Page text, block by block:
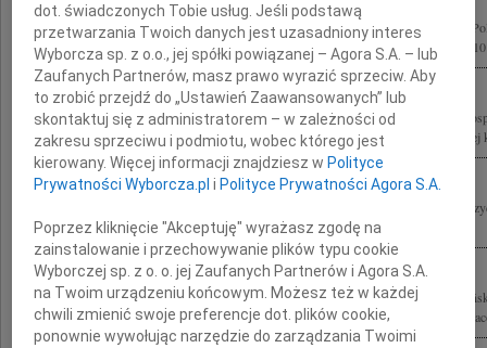
Z głębokim żalem przyjęliśmy wiadomość o śmierci Prezydenta Rzeczypospolitej
wraz z Małżonką oraz pozostałych Ofiar katastrofy lotniczej z dnia 10 kwietnia
Z wielkim żalem przyjęliśmy wiadomość o tragicznej śmierci Prezydenta
Kaczyńskiego i Jego Małżonki Marii Kaczyńskiej oraz pozostałych Ofiar tragicznej
Środowisko lekarskie Warmii i Mazur, wstrząśnięte informacjami o katastrofie
Smoleńskiem, w której śmierć poniosło 96 osób w tym Prezydent RP wraz z...
Z wielkim smutkiem żegnamy Prezydenta Rzeczypospolitej Polskiej Lecha
wszystkie Osoby zmarłe w tragicznym locie 10 kwietnia 2010 roku Zarząd oraz
dot. świadczonych Tobie usług. Jeśli podstawą
przetwarzania Twoich danych jest uzasadniony interes
Wyborcza sp. z o.o., jej spółki powiązanej – Agora S.A. – lub
Zaufanych Partnerów, masz prawo wyrazić sprzeciw. Aby
to zrobić przejdź do „Ustawień Zaawansowanych” lub
skontaktuj się z administratorem – w zależności od
zakresu sprzeciwu i podmiotu, wobec którego jest
kierowany. Więcej informacji znajdziesz w Polityce
Prywatności Wyborcza.pl i Polityce Prywatności Agora S.A.
Poprzez kliknięcie "Akceptuję" wyrażasz zgodę na
zainstalowanie i przechowywanie plików typu cookie
Wyborczej sp. z o. o. jej Zaufanych Partnerów i Agora S.A.
na Twoim urządzeniu końcowym. Możesz też w każdej
chwili zmienić swoje preferencje dot. plików cookie,
ponownie wywołując narzędzie do zarządzania Twoimi